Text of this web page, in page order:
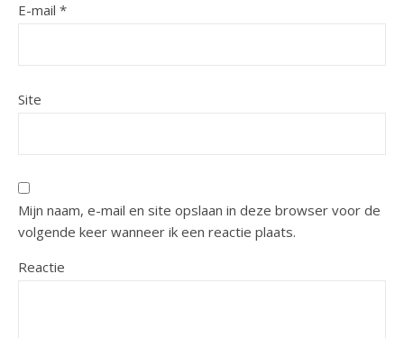
E-mail *
Site
Mijn naam, e-mail en site opslaan in deze browser voor de
volgende keer wanneer ik een reactie plaats.
Reactie